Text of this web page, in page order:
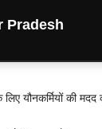
Pradesh
यौनकर्मियों की मदद